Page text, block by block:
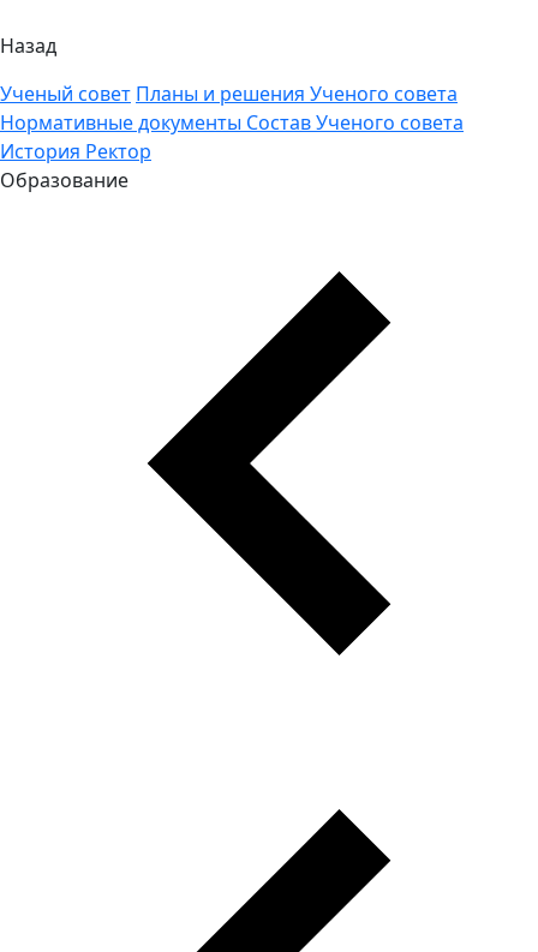
Назад
Ученый совет Планы и решения Ученого совета
Нормативные документы Состав Ученого совета
История Ректор
Образование